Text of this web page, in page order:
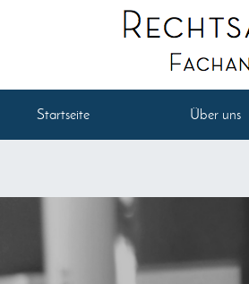
Startseite Über uns